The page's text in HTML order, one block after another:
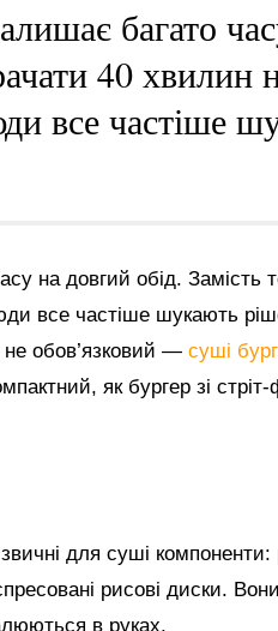
багато
40 хвилин
все частіше
на довгий обід. Замість
все частіше шукають
обов’язковий — суші
як бургер зі
для суші компоненти:
рисові диски.
в руках.